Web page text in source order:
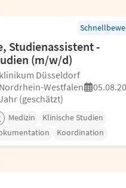
Studienassistent -
(m/w/d)
Düsseldorf
Westfalen
(geschätzt)
Medizin
Klinische Studien
Koordination